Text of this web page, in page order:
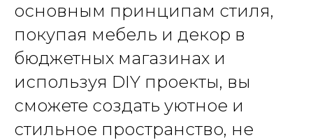
основным принципам стиля,
покупая мебель и декор в
бюджетных магазинах и
используя DIY проекты, вы
сможете создать уютное и
стильное пространство, не